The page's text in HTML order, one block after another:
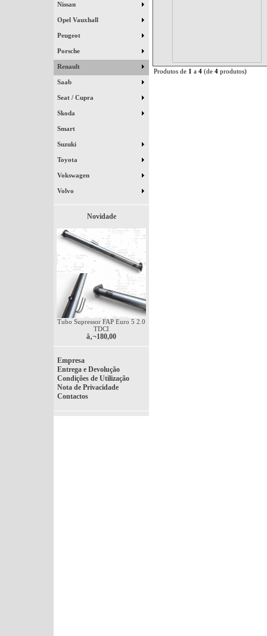
Nissan
Opel Vauxhall
Peugeot
Porsche
Renault
Saab
Seat / Cupra
Skoda
Smart
Suzuki
Toyota
Vokswagen
Volvo
Novidade
Tubo Supressor FAP Euro 5 2.0
TDCI
â‚¬180,00
Empresa
Entrega e Devolução
Condições de Utilização
Nota de Privacidade
Contactos
Produtos de 1 a 4 (de 4 produtos)